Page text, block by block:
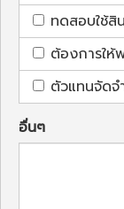
ทดสอบใช้สิ
ต้องการใ
ตัวแทนจัดจ
อื่นๆ